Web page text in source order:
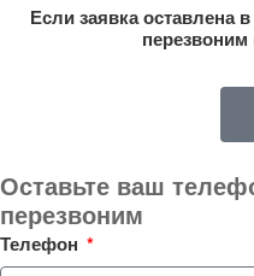
Если заявка оставлена
Оставьте ваш
перезвоним
Телефон